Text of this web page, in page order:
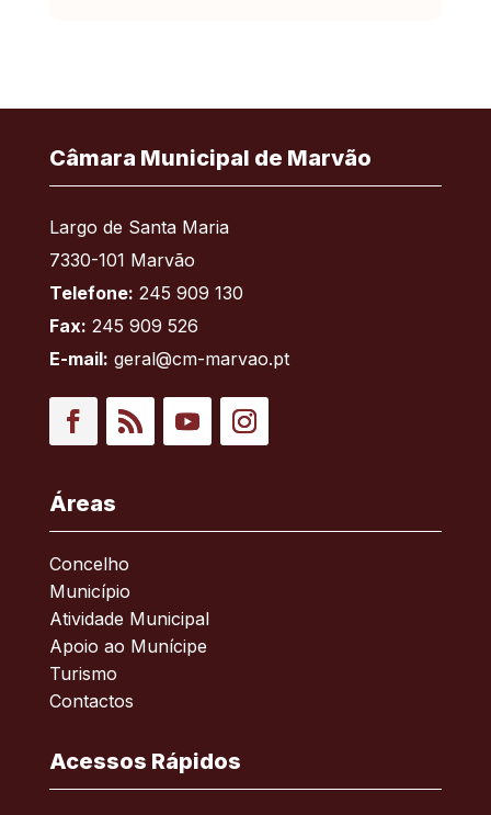
Câmara Municipal de Marvão
Largo de Santa Maria
7330-101 Marvão
Telefone: 245 909 130
Fax: 245 909 526
E-mail: geral@cm-marvao.pt
Áreas
Concelho
Município
Atividade Municipal
Apoio ao Munícipe
Turismo
Contactos
Acessos Rápidos